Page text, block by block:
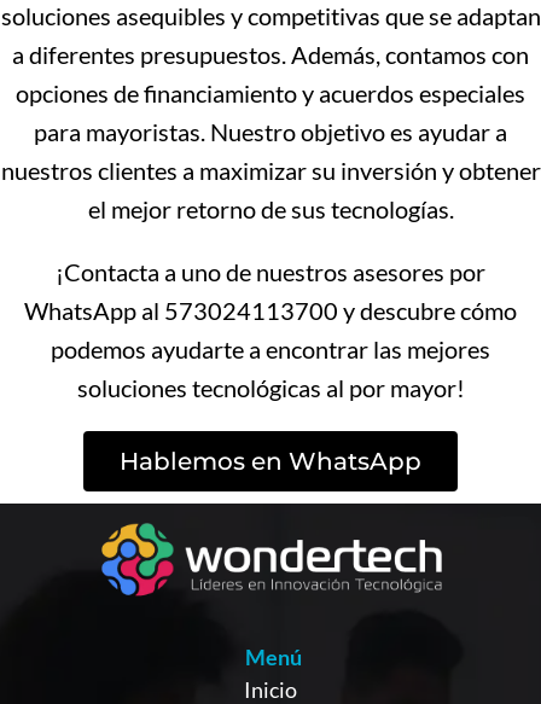
soluciones asequibles y competitivas que se adaptan
a diferentes presupuestos. Además, contamos con
opciones de financiamiento y acuerdos especiales
para mayoristas. Nuestro objetivo es ayudar a
nuestros clientes a maximizar su inversión y obtener
el mejor retorno de sus tecnologías.
¡Contacta a uno de nuestros asesores por
WhatsApp al 573024113700 y descubre cómo
podemos ayudarte a encontrar las mejores
soluciones tecnológicas al por mayor!
Hablemos en WhatsApp
Menú
Inicio